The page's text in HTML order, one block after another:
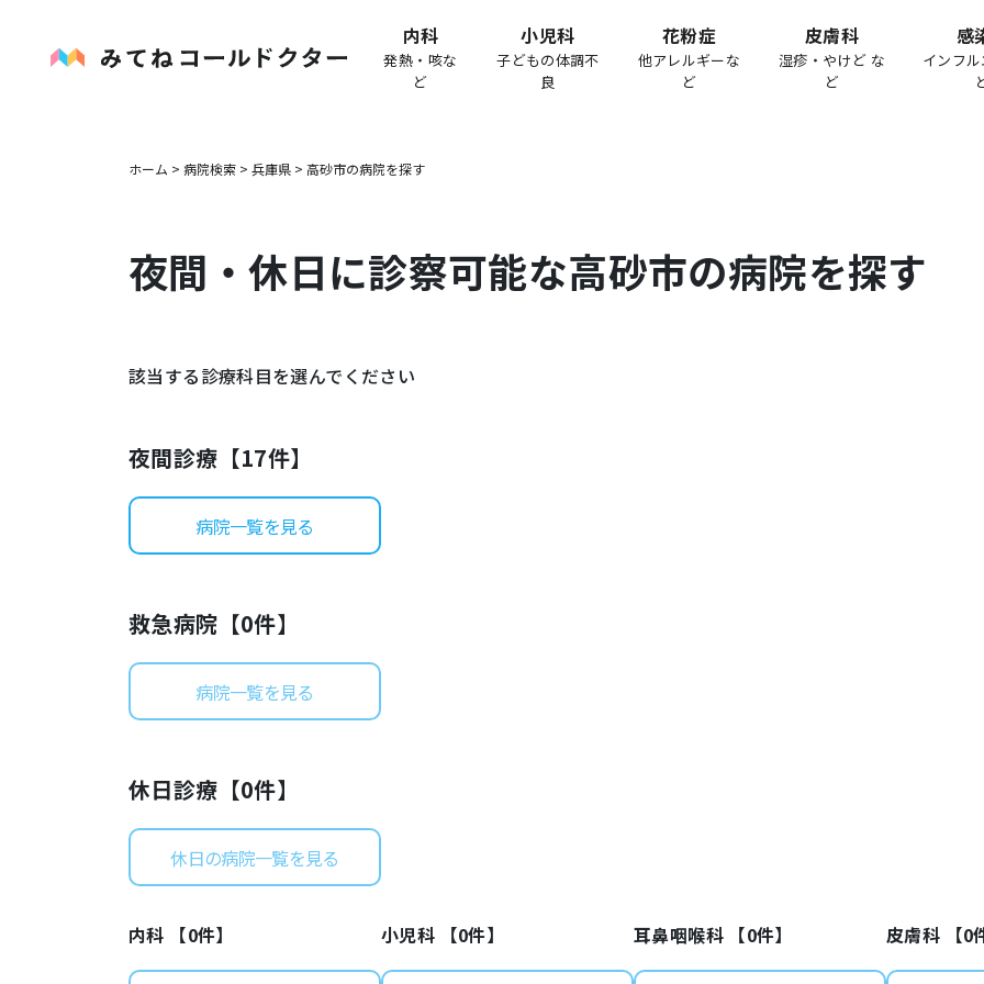
内科
発熱・咳な
ど
小児科
子どもの体調不
良
花粉症
他アレルギーな
ど
皮膚科
湿疹・やけど な
ど
感
インフ
ホーム > 病院検索 > 兵庫県 > 高砂市の病院を探す
夜間・休日に診察可能な高砂市の病院を探す
該当する診療科目を選んでください
夜間診療【17件】
病院一覧を見る
救急病院【0件】
病院一覧を見る
休日診療【0件】
休日の病院一覧を見る
内科 【0件】 小児科 【0件】 耳鼻咽喉科 【0件】 皮膚科 【0